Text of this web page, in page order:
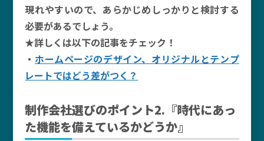
現れやすいので、あらかじめしっかりと検討する
必要があるでしょう。
★詳しくは以下の記事をチェック！
・ ホームページのデザイン、オリジナルとテンプ
レートではどう差がつく？
制作会社選びのポイント2.『時代にあっ
た機能を備えているかどうか』